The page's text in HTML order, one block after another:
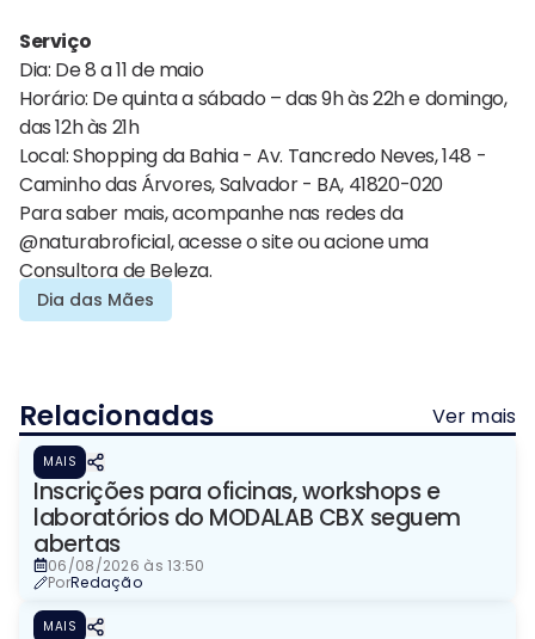
Serviço
Dia: De 8 a 11 de maio
Horário: De quinta a sábado – das 9h às 22h e domingo,
das 12h às 21h
Local: Shopping da Bahia -Av. Tancredo Neves, 148 -
Caminho das Árvores, Salvador - BA, 41820-020
Para saber mais, acompanhe nas redes da
@naturabroficial, acesse o site ou acione uma
Consultora de Beleza.
Dia das Mães
Relacionadas Ver mais
MAIS
Inscrições para oficinas, workshops e
laboratórios do MODALAB CBX seguem
abertas
06/08/2026 às 13:50
PorRedação
MAIS